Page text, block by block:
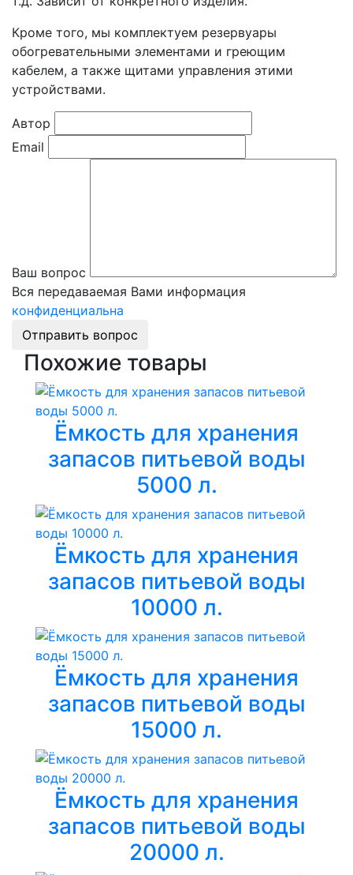
Кроме того, мы комплектуем резервуары
обогревательными элементами и греющим
кабелем, а также щитами управления этими
устройствами.
Автор
Email
Ваш вопрос
Вся передаваемая Вами информация
конфиденциальна
Отправить вопрос
Похожие товары
Ёмкость для хранения
запасов питьевой воды
5000 л.
Ёмкость для хранения
запасов питьевой воды
10000 л.
Ёмкость для хранения
запасов питьевой воды
15000 л.
Ёмкость для хранения
запасов питьевой воды
20000 л.